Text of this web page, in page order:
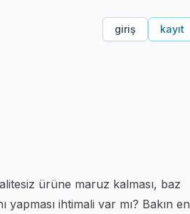
giriş kayıt
ürüne maruz kalması, baz
ihtimali var mı? Bakın en